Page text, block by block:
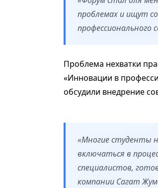
проблемах и ищут
профессионального
Проблема нехватки
«Инновации в
обсудили внедрение
«Многие студенты
включаться в
специалистов,
компании Сагат